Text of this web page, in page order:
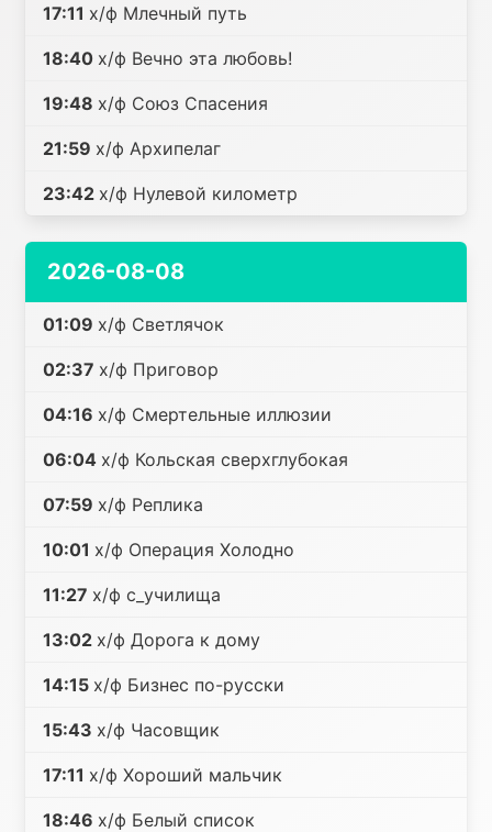
17:11 х/ф Млечный путь
18:40 х/ф Вечно эта любовь!
19:48 х/ф Союз Спасения
21:59 х/ф Архипелаг
23:42 х/ф Нулевой километр
2026-08-08
01:09 х/ф Светлячок
02:37 х/ф Приговор
04:16 х/ф Смертельные иллюзии
06:04 х/ф Кольская сверхглубокая
07:59 х/ф Реплика
10:01 х/ф Операция Холодно
11:27 х/ф c_училища
13:02 х/ф Дорога к дому
14:15 х/ф Бизнес по-русски
15:43 х/ф Часовщик
17:11 х/ф Хороший мальчик
18:46 х/ф Белый список